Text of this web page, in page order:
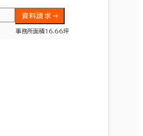
資料請求
事務所面積16.66坪